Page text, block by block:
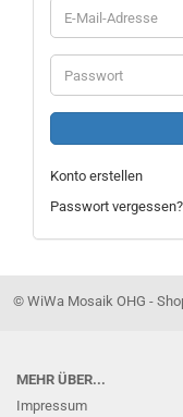
E-
Mail-
Adresse
Passwort
Konto erstellen
Passwort vergessen?
© WiWa Mosaik OHG -
MEHR ÜBER...
Impressum